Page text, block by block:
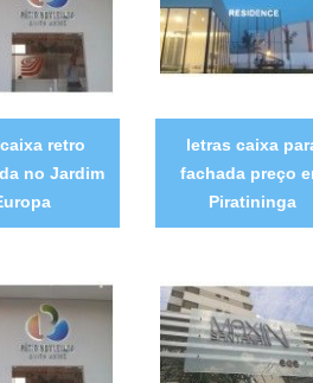
retro
no Jardim
letras caixa
fachada preço
Piratininga